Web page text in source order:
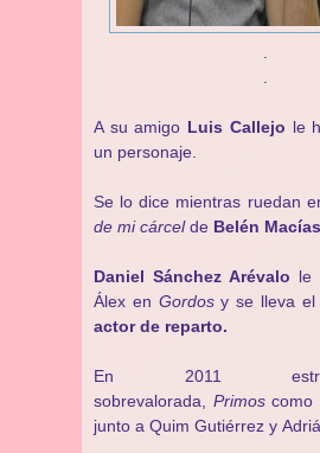
A su amigo Luis Callejo le
un personaje.
Se lo dice mientras ruedan
de mi cárcelde Belén
Daniel Sánchez Arévalo le
Álex en Gordosy se lleva
actor de reparto.
En 2011
sobrevalorada, Primoscomo
junto a Quim Gutiérrez y